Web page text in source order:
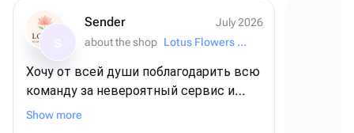
Sender
July 2026
about the shop
Lotus Flowers and Gifts
Хочу от всей души поблагодарить всю
команду за невероятный сервис и
внимание к деталям! ❤️ Для меня этот
Show more